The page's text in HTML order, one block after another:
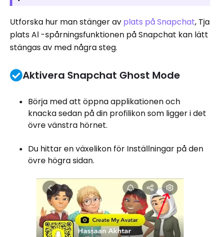
Utforska hur man stänger av plats på Snapchat, Tja
plats Al -spårningsfunktionen på Snapchat kan lätt
stängas av med några steg.
Aktivera Snapchat Ghost Mode
Börja med att öppna applikationen och
knacka sedan på din profilikon som ligger i det
övre vänstra hörnet.
Du hittar en växelikon för Inställningar på den
övre högra sidan.